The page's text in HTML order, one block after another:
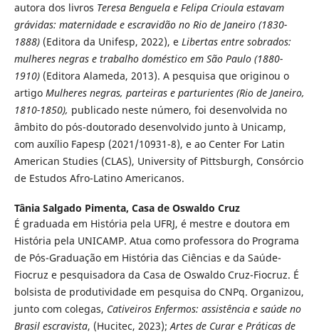
autora dos livros Teresa Benguela e Felipa Crioula estavam
grávidas: maternidade e escravidão no Rio de Janeiro (1830-
1888)(Editora da Unifesp, 2022), e Libertas entre sobrados:
mulheres negras e trabalho doméstico em São Paulo (1880-
1910)(Editora Alameda, 2013). A pesquisa que originou o
artigo Mulheres negras, parteiras e parturientes (Rio de Janeiro,
1810-1850), publicado neste número, foi desenvolvida no
âmbito do pós-doutorado desenvolvido junto à Unicamp,
com auxílio Fapesp (2021/10931-8), e ao Center For Latin
American Studies (CLAS), University of Pittsburgh, Consórcio
de Estudos Afro-Latino Americanos.
Tânia Salgado Pimenta, Casa de Oswaldo Cruz
É graduada em História pela UFRJ, é mestre e doutora em
História pela UNICAMP. Atua como professora do Programa
de Pós-Graduação em História das Ciências e da Saúde-
Fiocruz e pesquisadora da Casa de Oswaldo Cruz-Fiocruz. É
bolsista de produtividade em pesquisa do CNPq. Organizou,
junto com colegas, Cativeiros Enfermos: assistência e saúde no
Brasil escravista, (Hucitec, 2023);Artes de Curar e Práticas de